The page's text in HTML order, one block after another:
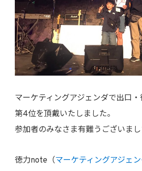
マーケティングアジェンダで出口
第4位を頂戴いたしました。
参加者のみなさま有難うございまし
徳力note（マーケティングアジェ